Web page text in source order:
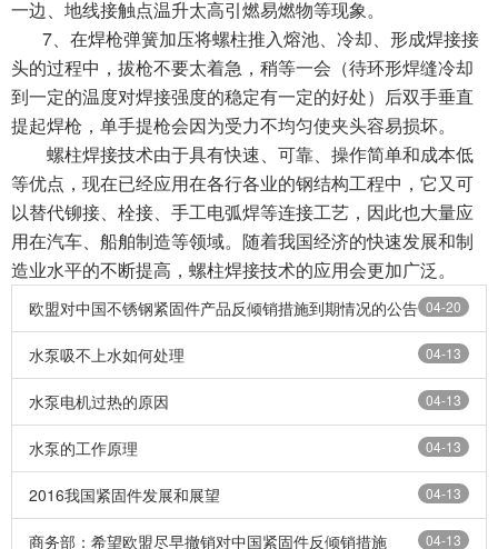
一边、地线接触点温升太高引燃易燃物等现象。
7 、在焊枪弹簧加压将螺柱推入熔池、冷却、形成焊接接
头的过程中，拔枪不要太着急，稍等一会（待环形焊缝冷却
到一定的温度对焊接强度的稳定有一定的好处）后双手垂直
提起焊枪，单手提枪会因为受力不均匀使夹头容易损坏。
螺柱焊接技术由于具有快速、可靠、操作简单和成本低
等优点，现在已经应用在各行各业的钢结构工程中，它又可
以替代铆接、栓接、手工电弧焊等连接工艺，因此也大量应
用在汽车、船舶制造等领域。随着我国经济的快速发展和制
造业水平的不断提高，螺柱焊接技术的应用会更加广泛。
04-20
欧盟对中国不锈钢紧固件产品反倾销措施到期情况的公告
04-13
水泵吸不上水如何处理
04-13
水泵电机过热的原因
04-13
水泵的工作原理
04-13
2016我国紧固件发展和展望
04-13
商务部：希望欧盟尽早撤销对中国紧固件反倾销措施